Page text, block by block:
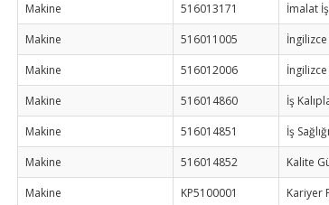
Makine
516013171 İmalat
Makine
516011005 İngilizce
Makine
516012006 İngilizce
Makine
516014860 İş
Makine
516014851 İş
Makine
516014852 Kalite
Makine
KP5100001 Kariyer